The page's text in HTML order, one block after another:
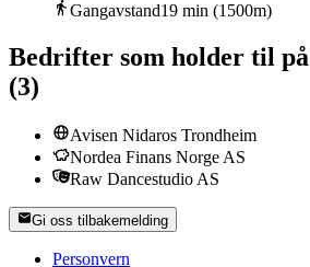
Gangavstand19 min (1500m)
Bedrifter som holder til
(3)
Avisen Nidaros Trondheim
Nordea Finans Norge AS
Raw Dancestudio AS
Gi oss tilbakemelding
Personvern